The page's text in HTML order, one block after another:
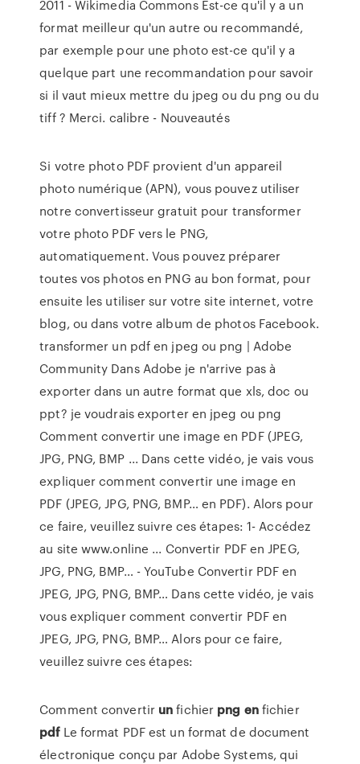
2011 - Wikimedia CommonsEst-ce qu'il y a un
format meilleur qu'un autre ou recommandé,
par exemple pour une photo est-ce qu'il y a
quelque part une recommandation pour savoir
si il vaut mieux mettre du jpeg ou du png ou du
tiff ? Merci. calibre - Nouveautés
Si votre photo PDF provient d'un appareil
photo numérique (APN), vous pouvez utiliser
notre convertisseur gratuit pour transformer
votre photo PDF vers le PNG,
automatiquement. Vous pouvez préparer
toutes vos photos en PNG au bon format, pour
ensuite les utiliser sur votre site internet, votre
blog, ou dans votre album de photos Facebook.
transformer un pdf en jpeg ou png | Adobe
Community Dans Adobe je n'arrive pas à
exporter dans un autre format que xls, doc ou
ppt? je voudrais exporter en jpeg ou png
Comment convertir une image en PDF (JPEG,
JPG, PNG, BMP ... Dans cette vidéo, je vais vous
expliquer comment convertir une image en
PDF (JPEG, JPG, PNG, BMP… en PDF). Alors pour
ce faire, veuillez suivre ces étapes: 1- Accédez
au site www.online ... Convertir PDF en JPEG,
JPG, PNG, BMP… - YouTube Convertir PDF en
JPEG, JPG, PNG, BMP… Dans cette vidéo, je vais
vous expliquer comment convertir PDF en
JPEG, JPG, PNG, BMP… Alors pour ce faire,
veuillez suivre ces étapes:
Comment convertir unfichier png enfichier
pdfLe format PDF est un format de document
électronique conçu par Adobe Systems, qui